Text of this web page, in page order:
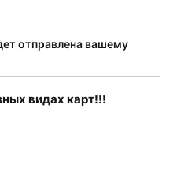
отправлена ​​вашему
видах карт!!!